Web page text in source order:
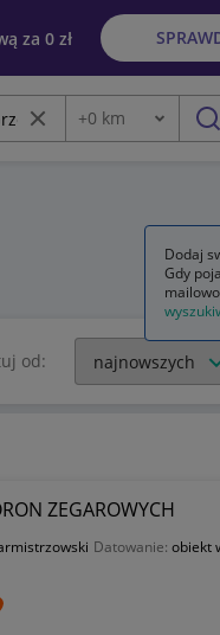
za 0 zł
Wyczyść frazę
Odległość
+0 km
od:
ZEGAROWYCH
Datowanie: obiekt
Dodaj
Gdy